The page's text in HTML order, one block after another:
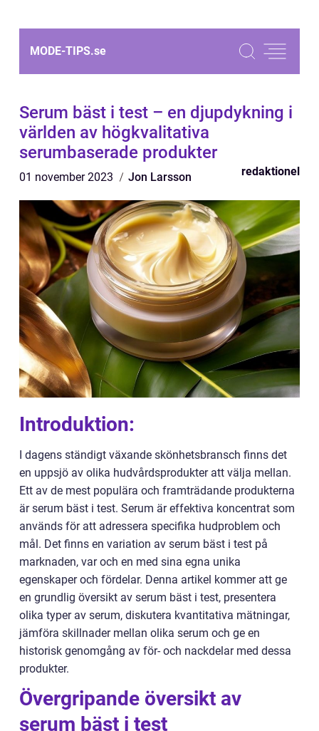
MODE-TIPS.se
Serum bäst i test – en djupdykning i
världen av högkvalitativa
serumbaserade produkter
01 november 2023 Jon Larsson redaktionel
Introduktion:
I dagens ständigt växande skönhetsbransch finns det
en uppsjö av olika hudvårdsprodukter att välja mellan.
Ett av de mest populära och framträdande produkterna
är serum bäst i test. Serum är effektiva koncentrat som
används för att adressera specifika hudproblem och
mål. Det finns en variation av serum bäst i test på
marknaden, var och en med sina egna unika
egenskaper och fördelar. Denna artikel kommer att ge
en grundlig översikt av serum bäst i test, presentera
olika typer av serum, diskutera kvantitativa mätningar,
jämföra skillnader mellan olika serum och ge en
historisk genomgång av för- och nackdelar med dessa
produkter.
Övergripande översikt av
serum bäst i test